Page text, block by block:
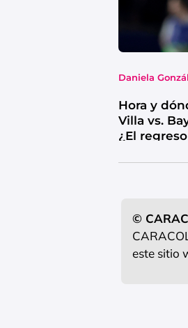
Daniela
Hora y
Villa vs.
¿El
©
este sitio